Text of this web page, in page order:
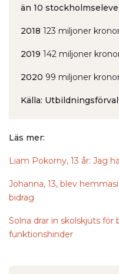
än 10
2018 123 miljoner
2019 142 miljoner
2020 99 miljoner
Källa:
Läs mer:
Liam Pokorny, 13 år: Jag
Johanna, 13, blev
bidrag
Solna drar in skolskjuts
funktionshinder